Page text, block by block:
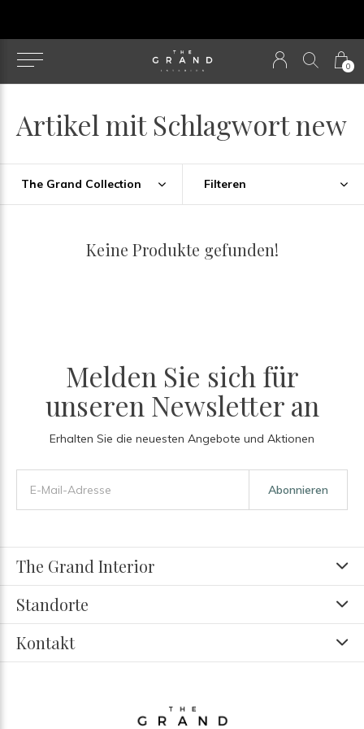
0
Artikel mit Schlagwort new
The Grand Collection Filteren
Keine Produkte gefunden!
Melden Sie sich für
unseren Newsletter an
Erhalten Sie die neuesten Angebote und Aktionen
Abonnieren
The Grand Interior
Standorte
Kontakt